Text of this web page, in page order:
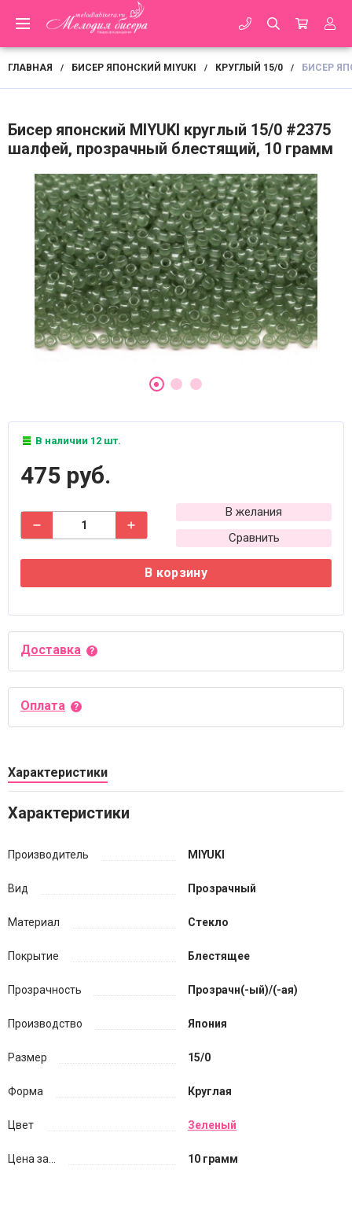
ГЛАВНАЯ / БИСЕР ЯПОНСКИЙ MIYUKI / КРУГЛЫЙ 15/0 / БИСЕР
Бисер японский MIYUKI круглый 15/0 #2375
шалфей, прозрачный блестящий, 10 грамм
В наличии 12 шт.
475 руб.
В желания
Сравнить
В корзину
Доставка
Оплата
Характеристики
Характеристики
Производитель MIYUKI
Вид Прозрачный
Материал Стекло
Покрытие Блестящее
Прозрачность Прозрачн(-ый)/(-ая)
Производство Япония
Размер 15/0
Форма Круглая
Цвет Зеленый
Цена за... 10 грамм